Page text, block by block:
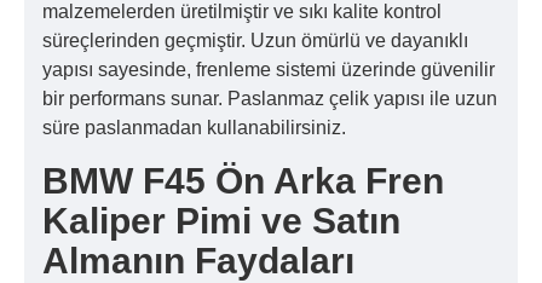
malzemelerden üretilmiştir ve sıkı kalite kontrol
süreçlerinden geçmiştir. Uzun ömürlü ve dayanıklı
yapısı sayesinde, frenleme sistemi üzerinde güvenilir
bir performans sunar. Paslanmaz çelik yapısı ile uzun
süre paslanmadan kullanabilirsiniz.
BMW F45 Ön Arka Fren
Kaliper Pimi ve Satın
Almanın Faydaları